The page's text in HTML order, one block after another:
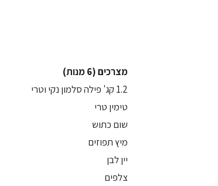
מצרכים (6 מנות)
1.2 קג' פילה סלמון נקי וטרי
טימין טרי
שום כתוש
מיץ תפוזים
יין לבן
צלפים